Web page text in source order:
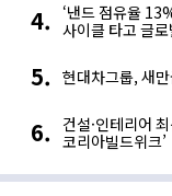
‘낸드 점유율
사이클 타고 글
현대차그룹, 새
건설·인테리어
코리아빌드위크’